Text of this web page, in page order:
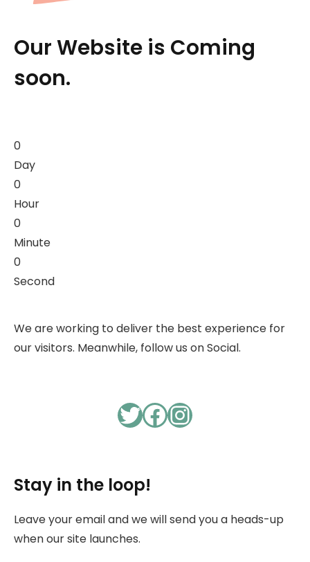
Our Website is Coming
soon.
0
Day
0
Hour
0
Minute
0
Second
We are working to deliver the best experience for
our visitors. Meanwhile, follow us on Social.
Twitter
Facebook
Instagram
Stay in the loop!
Leave your email and we will send you a heads-up
when our site launches.